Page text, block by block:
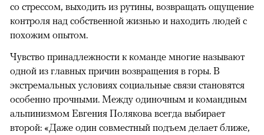
со стрессом, выходить из рутины, возвращать ощущение
контроля над собственной жизнью и находить людей с
похожим опытом.
Чувство принадлежности к команде многие называют
одной из главных причин возвращения в горы. В
экстремальных условиях социальные связи становятся
особенно прочными. Между одиночным и командным
альпинизмом Евгения Полякова всегда выбирает
второй: «Даже один совместный подъем делает ближе,